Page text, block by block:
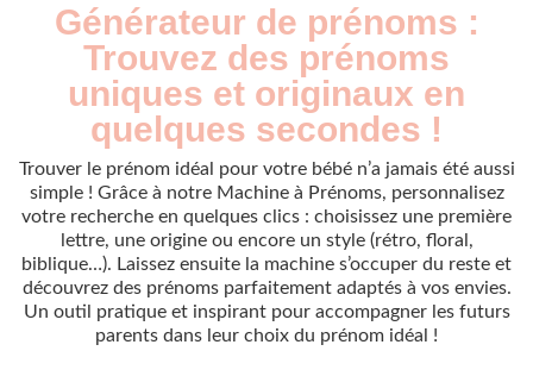
Générateur de prénoms :
Trouvez des prénoms
uniques et originaux en
quelques secondes !
Trouver le prénom idéal pour votre bébé n’a jamais été aussi
simple ! Grâce à notre Machine à Prénoms, personnalisez
votre recherche en quelques clics : choisissez une première
lettre, une origine ou encore un style (rétro, floral,
biblique…). Laissez ensuite la machine s’occuper du reste et
découvrez des prénoms parfaitement adaptés à vos envies.
Un outil pratique et inspirant pour accompagner les futurs
parents dans leur choix du prénom idéal !